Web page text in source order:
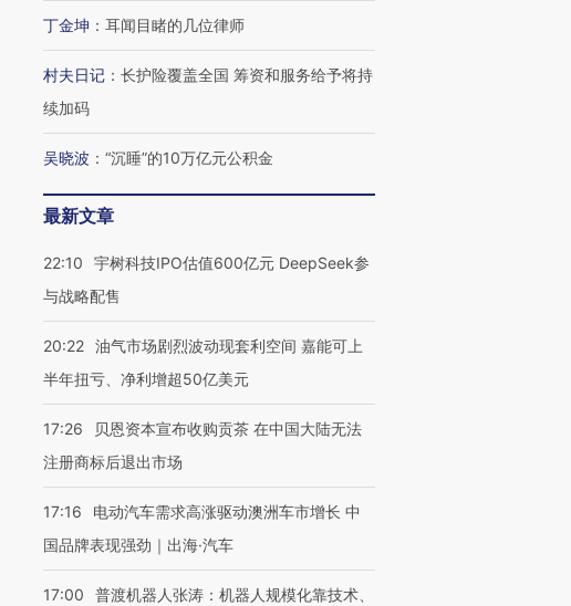
丁金坤 ： 耳闻目睹的几位律师
村夫日记 ： 长护险覆盖全国 筹资和服务给予将持
续加码
吴晓波 ： “沉睡”的10万亿元公积金
最新文章
22:10
宇树科技IPO估值600亿元 DeepSeek参
与战略配售
20:22 油气市场剧烈波动现套利空间 嘉能可上
半年扭亏、净利增超50亿美元
17:26
贝恩资本宣布收购贡茶 在中国大陆无法
注册商标后退出市场
17:16
电动汽车需求高涨驱动澳洲车市增长 中
国品牌表现强劲｜出海·汽车
17:00
普渡机器人张涛：机器人规模化靠技术、